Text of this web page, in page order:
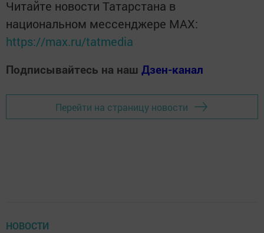
Читайте новости Татарстана в
национальном мессенджере MАХ:
https://max.ru/tatmedia
Подписывайтесь на наш Дзен-канал
Перейти на страницу новости
НОВОСТИ